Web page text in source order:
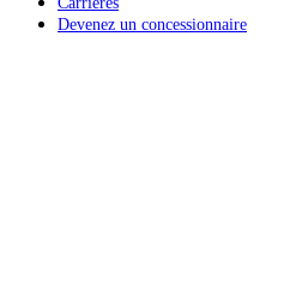
Devenez un concessionnaire